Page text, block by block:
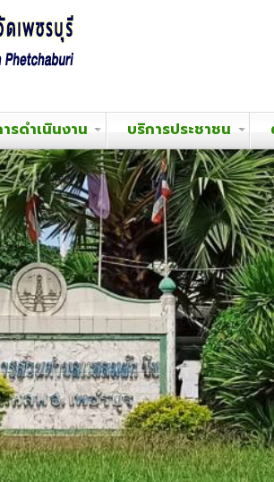
รดำเนินงาน บริการประชาชน